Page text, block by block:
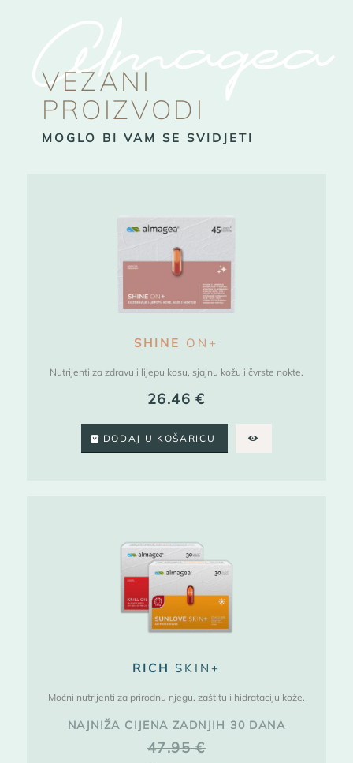
Almagea
VEZANI
PROIZVODI
MOGLO BI VAM SE SVIDJETI
SHINE ON+
Nutrijenti za zdravu i lijepu kosu, sjajnu kožu i čvrste nokte.
26.46€
DODAJ U KOŠARICU
RICH SKIN+
Moćni nutrijenti za prirodnu njegu, zaštitu i hidrataciju kože.
NAJNIŽA CIJENA ZADNJIH 30 DANA
47.95€